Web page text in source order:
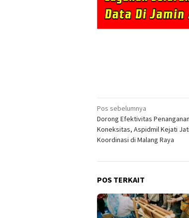
Navigasi
pos
Pos sebelumnya
Dorong Efektivitas
Koneksitas, Aspidmil Kejati
Koordinasi di Malang Raya
POS TERKAIT